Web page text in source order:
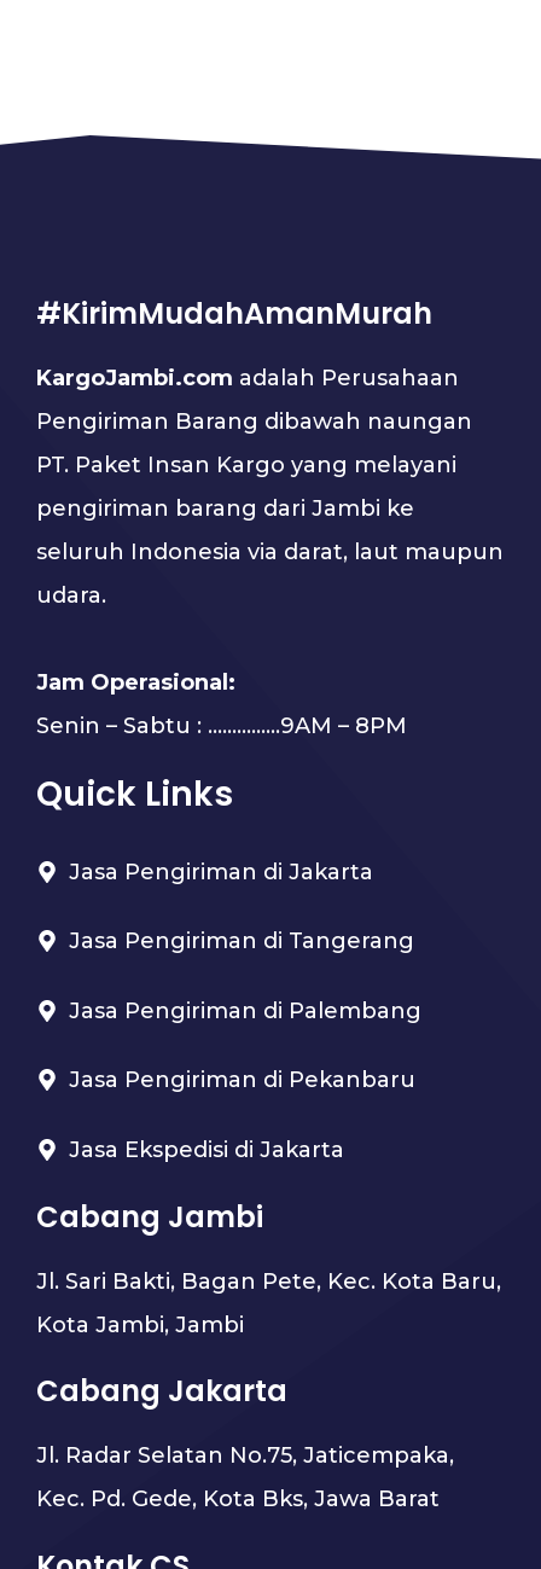
#KirimMudahAmanMurah
KargoJambi.com adalah Perusahaan
Pengiriman Barang dibawah naungan
PT. Paket Insan Kargo yang melayani
pengiriman barang dari Jambi ke
seluruh Indonesia via darat, laut maupun
udara.
Jam Operasional:
Senin – Sabtu : …………...9AM – 8PM
Quick Links
Jasa Pengiriman di Jakarta
Jasa Pengiriman di Tangerang
Jasa Pengiriman di Palembang
Jasa Pengiriman di Pekanbaru
Jasa Ekspedisi di Jakarta
Cabang Jambi
Jl. Sari Bakti, Bagan Pete, Kec. Kota Baru,
Kota Jambi, Jambi
Cabang Jakarta
Jl. Radar Selatan No.75, Jaticempaka,
Kec. Pd. Gede, Kota Bks, Jawa Barat